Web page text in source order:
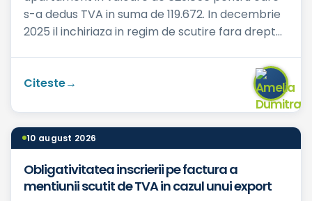
s-a dedus TVA in suma de 119.672. In decembrie
2025 il inchiriaza in regim de scutire fara drept
Citeste
10 august 2026
Obligativitatea inscrierii pe factura a
mentiunii scutit de TVA in cazul unui export